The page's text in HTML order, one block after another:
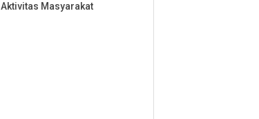
Aktivitas Masyarakat